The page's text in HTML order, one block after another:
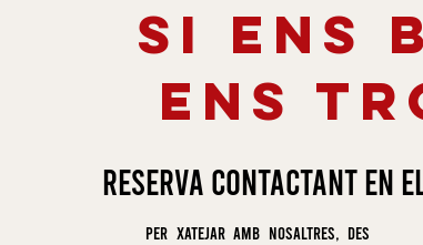
si ens
ens
Reserva contactant en
Per xatejar amb nosaltres, des